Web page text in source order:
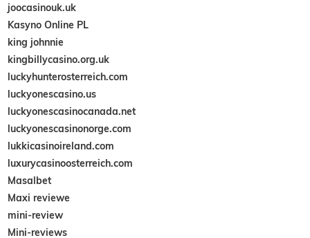
joocasinouk.uk
Kasyno Online PL
king johnnie
kingbillycasino.org.uk
luckyhunterosterreich.com
luckyonescasino.us
luckyonescasinocanada.net
luckyonescasinonorge.com
lukkicasinoireland.com
luxurycasinoosterreich.com
Masalbet
Maxi reviewe
mini-review
Mini-reviews